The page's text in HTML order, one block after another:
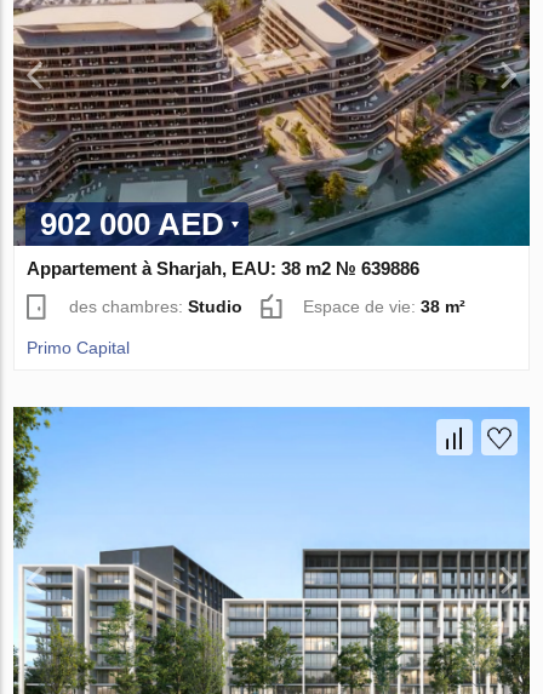
902 000 AED
Appartement à Sharjah, EAU: 38 m2 № 639886
des chambres:Studio Espace de vie:38 m²
Primo Capital